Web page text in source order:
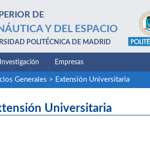
DE
Y DEL ESPACIO
POLITÉCNICA DE MADRID
Investigación Empresas
Generales > Extensión Universitaria
Universitaria